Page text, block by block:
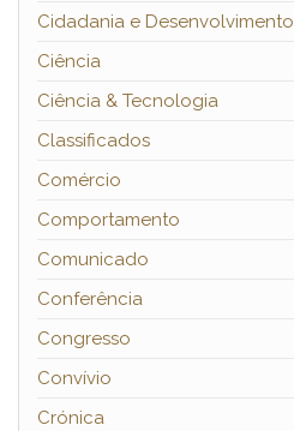
Cidadania e Desenvolvimento
Ciência
Ciência & Tecnologia
Classificados
Comércio
Comportamento
Comunicado
Conferência
Congresso
Convívio
Crónica